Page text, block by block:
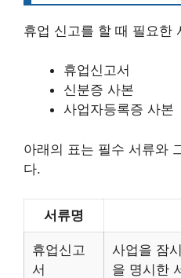
휴업 신고를 할 때 필요한
휴업신고서
신분증 사본
사업자등록증 사본
아래의 표는 필수 서류와
다.
서류명
휴업신고
서
사업을 잠
을 명시한